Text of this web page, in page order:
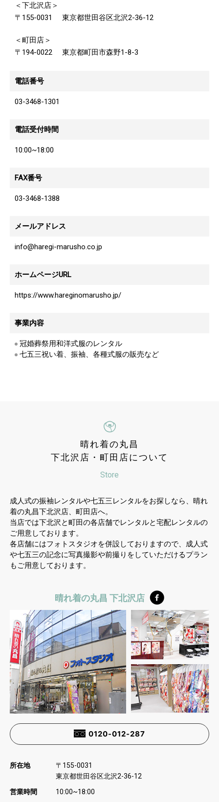
＜下北沢店＞
〒155-0031 東京都世田谷区北沢2-36-12
＜町田店＞
〒194-0022 東京都町田市森野1-8-3
電話番号
03-3468-1301
電話受付時間
10:00~18:00
FAX番号
03-3468-1388
メールアドレス
info@haregi-marusho.co.jp
ホームページURL
https://www.hareginomarusho.jp/
事業内容
冠婚葬祭用和洋式服のレンタル
七五三祝い着、振袖、各種式服の販売など
晴れ着の丸昌
下北沢店・町田店について
Store
成人式の振袖レンタルや七五三レンタルをお探しなら、晴れ
着の丸昌下北沢店、町田店へ。
当店では下北沢と町田の各店舗でレンタルと宅配レンタルの
ご用意しております。
各店舗にはフォトスタジオを併設しておりますので、成人式
や七五三の記念に写真撮影や前撮りをしていただけるプラン
もご用意しております。
晴れ着の丸昌 下北沢店
0120-012-287
所在地 〒 155-0031
東京都世田谷区北沢2-36-12
営業時間 10:00~18:00